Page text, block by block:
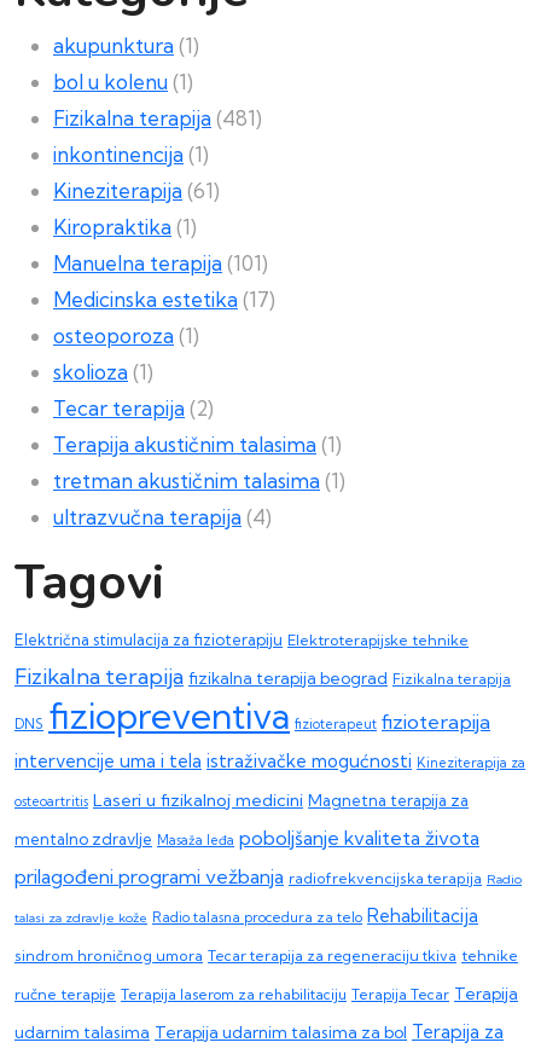
akupunktura (1)
bol u kolenu (1)
Fizikalna terapija (481)
inkontinencija (1)
Kineziterapija (61)
Kiropraktika (1)
Manuelna terapija (101)
Medicinska estetika (17)
osteoporoza (1)
skolioza (1)
Tecar terapija (2)
Terapija akustičnim talasima (1)
tretman akustičnim talasima (1)
ultrazvučna terapija (4)
Tagovi
Električna stimulacija za fizioterapiju Elektroterapijske tehnike
Fizikalna terapija fizikalna terapija beograd Fizikalna terapija
DNS fiziopreventiva fizioterapeut fizioterapija
intervencije uma i tela istraživačke mogućnosti Kineziterapija za
osteoartritis Laseri u fizikalnoj medicini Magnetna terapija za
mentalno zdravlje Masaža leđa poboljšanje kvaliteta života
prilagođeni programi vežbanja radiofrekvencijska terapija Radio
talasi za zdravlje kože Radio talasna procedura za telo Rehabilitacija
sindrom hroničnog umora Tecar terapija za regeneraciju tkiva tehnike
ručne terapije Terapija laserom za rehabilitaciju Terapija Tecar Terapija
udarnim talasima Terapija udarnim talasima za bol Terapija za